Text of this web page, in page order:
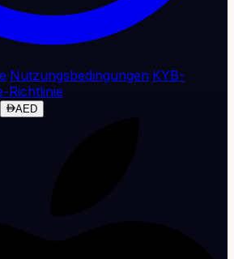
·Nutzungsbedingungen·KYB-
Richtlinie
AED